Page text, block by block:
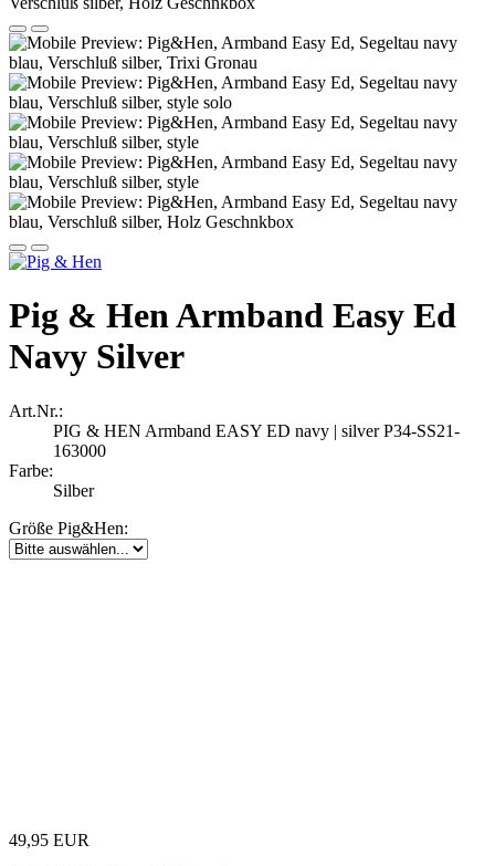
Pig & Hen Armband Easy Ed
Navy Silver
Art.Nr.:
PIG & HEN Armband EASY ED navy | silver P34-SS21-
163000
Farbe:
Silber
Größe Pig&Hen:
49,95 EUR